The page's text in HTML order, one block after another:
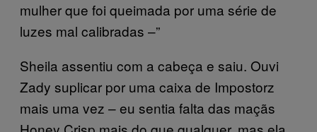
mulher que foi queimada por uma série de
luzes mal calibradas –”
Sheila assentiu com a cabeça e saiu. Ouvi
Zady suplicar por uma caixa de Impostorz
mais uma vez – eu sentia falta das maçãs